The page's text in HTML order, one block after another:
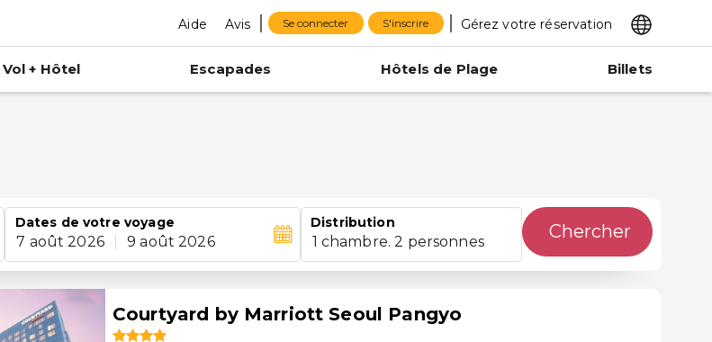
Aide Avis Se connecter S'inscrire Gérez votre réservation
Vol + Hôtel Escapades Hôtels de Plage Billets
Dates de votre voyage
7 août 2026 9 août 2026
Distribution
1 chambre. 2 personnes Chercher
Courtyard by Marriott Seoul Pangyo